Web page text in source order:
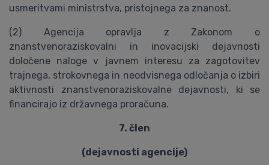
usmeritvami ministrstva, pristojnega za znanost.
(2) Agencija opravlja z Zakonom o
znanstvenoraziskovalni in inovacijski dejavnosti
določene naloge v javnem interesu za zagotovitev
trajnega, strokovnega in neodvisnega odločanja o izbiri
aktivnosti znanstvenoraziskovalne dejavnosti, ki se
financirajo iz državnega proračuna.
7. člen
(dejavnosti agencije)